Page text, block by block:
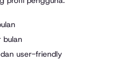
bulan
user-friendly